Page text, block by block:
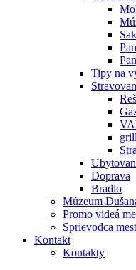
Tipy na
Doprava
Bradlo
Múzeum
Promo videá
Sprievodca
Kontakt
Kontakty